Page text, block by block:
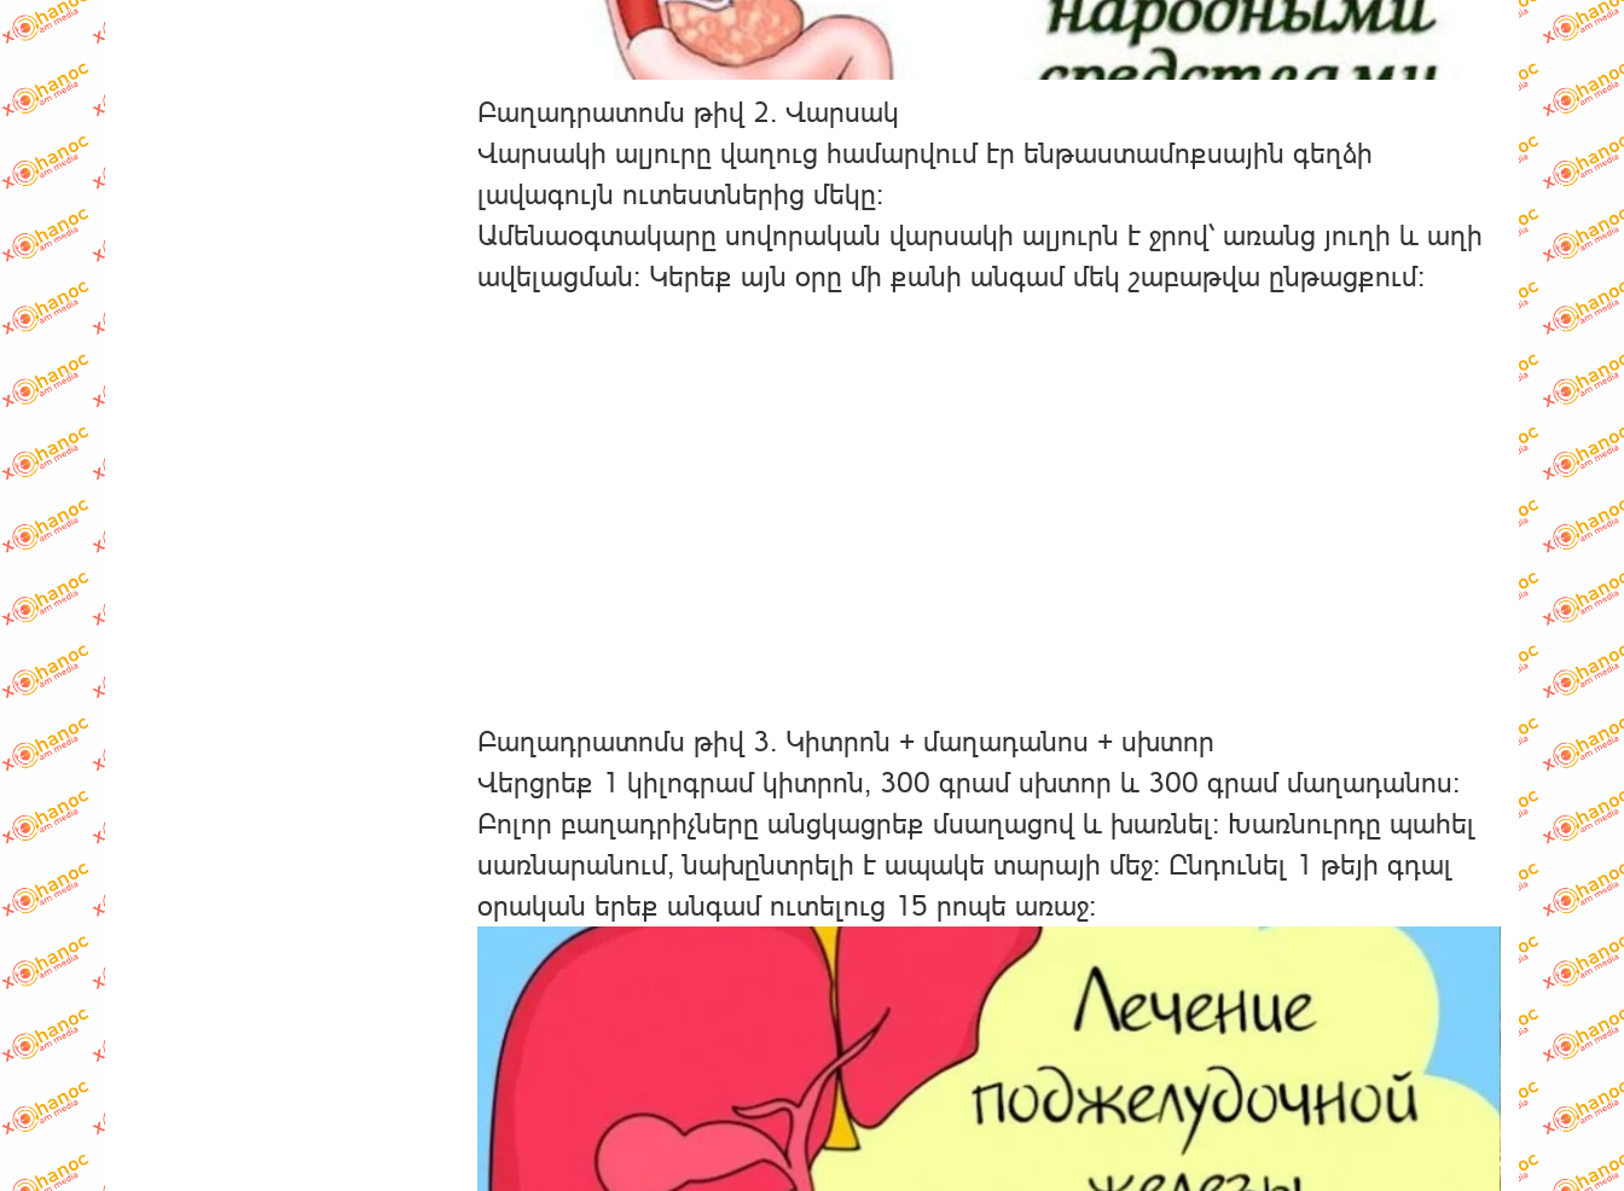
Բաղադրատոմս թիվ 2. Վարսակ
Վարսակի ալյուրը վաղուց համարվում էր ենթաստամոքսային գեղձի
լավագույն ուտեստներից մեկը։
Ամենաօգտակարը սովորական վարսակի ալյուրն է ջրով՝ առանց յուղի և աղի
ավելացման։ Կերեք այն օրը մի քանի անգամ մեկ շաբաթվա ընթացքում։
Բաղադրատոմս թիվ 3. Կիտրոն + մաղադանոս + սխտոր
Վերցրեք 1 կիլոգրամ կիտրոն, 300 գրամ սխտոր և 300 գրամ մաղադանոս։
Բոլոր բաղադրիչները անցկացրեք մսաղացով և խառնել։ Խառնուրդը պահել
սառնարանում, նախընտրելի է ապակե տարայի մեջ։ Ընդունել 1 թեյի գդալ
օրական երեք անգամ ուտելուց 15 րոպե առաջ։